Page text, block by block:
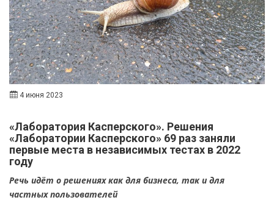
4 июня 2023
«Лаборатория Касперского». Решения
«Лаборатории Касперского» 69 раз заняли
первые места в независимых тестах в 2022
году
Речь идёт о решениях как для бизнеса, так и для
частных пользователей